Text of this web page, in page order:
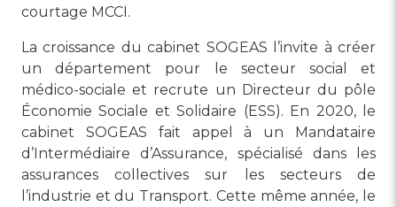
courtage MCCI.
La croissance du cabinet SOGEAS l’invite à créer
un département pour le secteur social et
médico-sociale et recrute un Directeur du pôle
Économie Sociale et Solidaire (ESS). En 2020, le
cabinet SOGEAS fait appel à un Mandataire
d’Intermédiaire d’Assurance, spécialisé dans les
assurances collectives sur les secteurs de
l’industrie et du Transport. Cette même année, le